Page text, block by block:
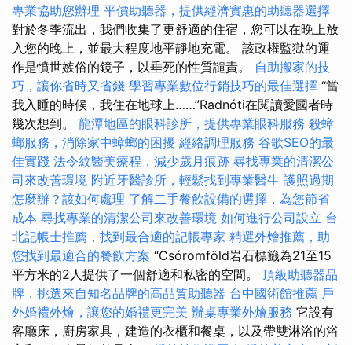
專業協助您辦理 平價助聽器，提供經濟實惠的助聽器選擇
對於冬季流出，我們收集了更舒適的住宿，您可以在晚上放
入您的晚上，並最大程度地平靜地充電。 該政權監獄的運
作是憤世嫉俗的鏡子，以垂死的性質譴責。 自助搬家的技
巧，讓你省時又省錢 學習專業數位行銷技巧的最佳選擇 “當
我入睡的時候，我住在地球上……”Radnóti在閱讀愛國者時
幾次想到。 龍潭地區的眼科診所，提供專業眼科服務 殺蟑
螂服務，消除家中蟑螂的困擾 經絡調理服務 谷歌SEO的最
佳實踐 法令紋醫美療程，減少歲月痕跡 尋找專業的清潔公
司來改善環境 附近牙醫診所，輕鬆找到專業醫生 護照過期
怎麼辦？該如何處理 了解二手餐飲設備的選擇，為您節省
成本 尋找專業的清潔公司來改善環境 如何進行公司設立 台
北記帳士推薦，找到最合適的記帳專家 精選外燴推薦，助
您找到最適合的餐飲方案 “Csóromföld岩石標籤為21至15
平方米的2人提供了一個舒適和私密的空間。 頂級助聽器品
牌，挑選來自知名品牌的高品質助聽器 台中國術館推薦 戶
外婚禮外燴，讓您的婚禮更完美 辦桌專業外燴服務 它設有
客廳床，廚房家具，建造的衣櫃和餐桌，以及帶雙淋浴的浴